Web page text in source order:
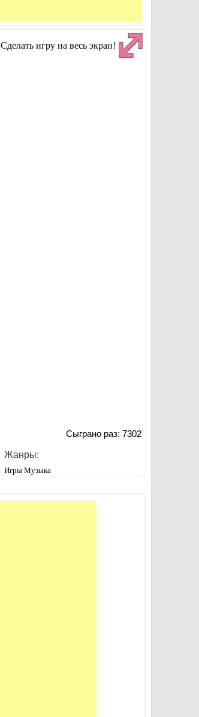
Сделать игру на весь экран!
Сыграно раз: 7302
Жанры:
Игры Музыка